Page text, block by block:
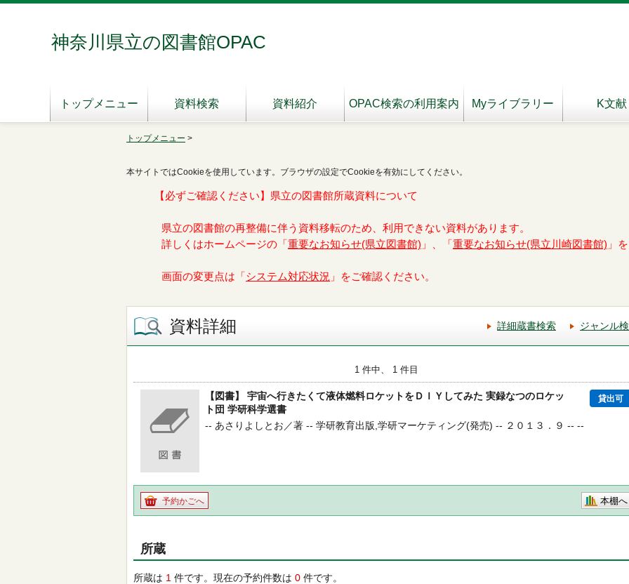
神奈川県立の図書館OPAC
トップメニュー 資料検索 資料紹介 OPAC検索の利用案内 Myライブラリー K文献
トップメニュー >
本サイトではCookieを使用しています。ブラウザの設定でCookieを有効にしてください。
【必ずご確認ください】県立の図書館所蔵資料について
県立の図書館の再整備に伴う資料移転のため、利用できない資料があります。
詳しくはホームページの「 重要なお知らせ(県立図書館) 」、「 重要なお知らせ(県立川崎図書館) 」
画面の変更点は「 システム対応状況 」をご確認ください。
資料詳細 詳細蔵書検索 ジャンル
1 件中、 1 件目
【図書】 宇宙へ行きたくて液体燃料ロケットをＤＩＹしてみた 実録なつのロケッ
ト団 学研科学選書
貸出可
-- あさりよしとお／著 -- 学研教育出版,学研マーケティング(発売) -- ２０１３．９ -- --
予約かごへ 本棚へ
所蔵
所蔵は 1 件です。現在の予約件数は 0 件です。